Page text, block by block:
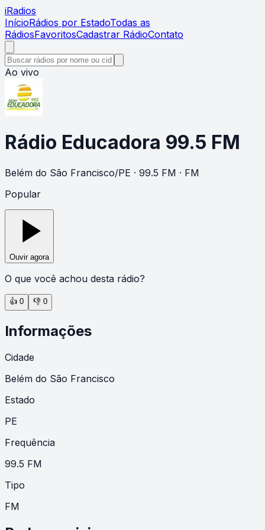
iRadios
InícioRádios por EstadoTodas as
RádiosFavoritosCadastrar RádioContato
Ao vivo
Rádio Educadora 99.5 FM
Belém do São Francisco/PE · 99.5 FM · FM
Popular
Ouvir agora
O que você achou desta rádio?
👍 0 👎 0
Informações
Cidade
Belém do São Francisco
Estado
PE
Frequência
99.5 FM
Tipo
FM